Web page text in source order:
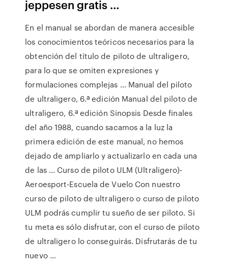
jeppesen gratis …
En el manual se abordan de manera accesible
los conocimientos teóricos necesarios para la
obtención del título de piloto de ultraligero,
para lo que se omiten expresiones y
formulaciones complejas … Manual del piloto
de ultraligero, 6.ª edición Manual del piloto de
ultraligero, 6.ª edición Sinopsis Desde finales
del año 1988, cuando sacamos a la luz la
primera edición de este manual, no hemos
dejado de ampliarlo y actualizarlo en cada una
de las … Curso de piloto ULM (Ultraligero)-
Aeroesport-Escuela de Vuelo Con nuestro
curso de piloto de ultraligero o curso de piloto
ULM podrás cumplir tu sueño de ser piloto. Si
tu meta es sólo disfrutar, con el curso de piloto
de ultraligero lo conseguirás. Disfrutarás de tu
nuevo …